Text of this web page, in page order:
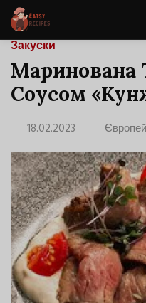
Закуски
Маринована
Соусом
18.02.2023